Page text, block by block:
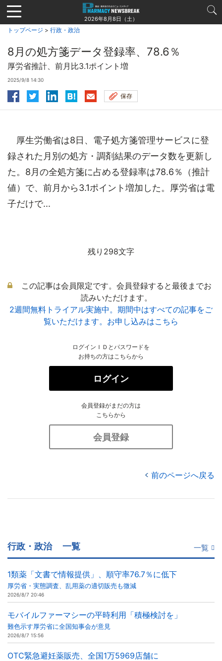
Jump
to
navigation
2026年8月8日（土）
トップページ > 行政・政治
8月の処方箋データ登録率、78.6％
厚労省推計、前月比3.1ポイント増
2025/9/8 14:30
保存
厚生労働省は8日、電子処方箋管理サービスに登
録された月別の処方・調剤結果のデータ数を更新し
た。8月の全処方箋に占める登録率は78.6％（推計
値）で、前月から3.1ポイント増加した。厚労省は電
子だけで...
残り298文字
この記事は会員限定です。会員登録すると最後までお
読みいただけます。
2週間無料トライアル実施中。期間中はすべての記事をご
覧いただけます。お申し込みはこちら
ログインＩＤとパスワードを
お持ちの方はこちらから
ログイン
会員登録がまだの方は
こちらから
会員登録
前のページへ戻る
行政・政治 一覧 一覧
1類薬「文書で情報提供」、順守率76.7％に低下
厚労省・実態調査、乱用薬の適切販売も微減
2026/8/7 20:46
モバイルファーマシーの平時利用「積極検討を」
難色示す厚労省に全国知事会が意見
2026/8/7 15:56
OTC緊急避妊薬販売、全国1万5969店舗に